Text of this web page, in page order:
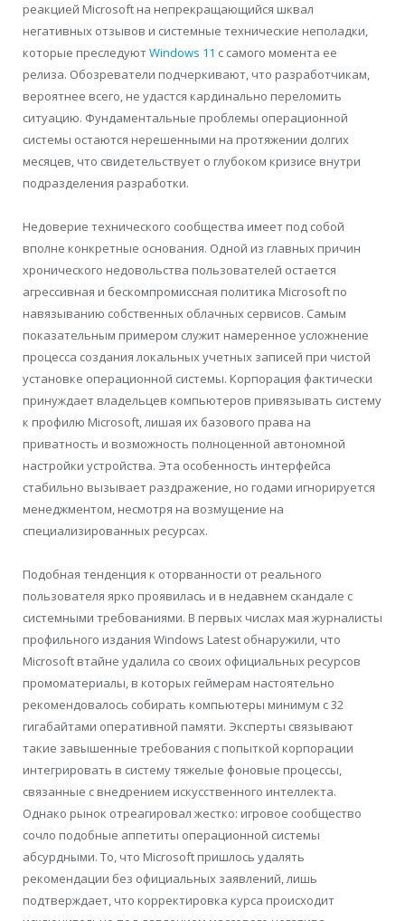
реакцией Microsoft на непрекращающийся шквал
негативных отзывов и системные технические неполадки,
которые преследуютWindows 11 с самого момента ее
релиза. Обозреватели подчеркивают, что разработчикам,
вероятнее всего, не удастся кардинально переломить
ситуацию. Фундаментальные проблемы операционной
системы остаются нерешенными на протяжении долгих
месяцев, что свидетельствует о глубоком кризисе внутри
подразделения разработки.
Недоверие технического сообщества имеет под собой
вполне конкретные основания. Одной из главных причин
хронического недовольства пользователей остается
агрессивная и бескомпромиссная политика Microsoft по
навязыванию собственных облачных сервисов. Самым
показательным примером служит намеренное усложнение
процесса создания локальных учетных записей при чистой
установке операционной системы. Корпорация фактически
принуждает владельцев компьютеров привязывать систему
к профилю Microsoft, лишая их базового права на
приватность и возможность полноценной автономной
настройки устройства. Эта особенность интерфейса
стабильно вызывает раздражение, но годами игнорируется
менеджментом, несмотря на возмущение на
специализированных ресурсах.
Подобная тенденция к оторванности от реального
пользователя ярко проявилась и в недавнем скандале с
системными требованиями. В первых числах мая журналисты
профильного издания Windows Latest обнаружили, что
Microsoft втайне удалила со своих официальных ресурсов
промоматериалы, в которых геймерам настоятельно
рекомендовалось собирать компьютеры минимум с 32
гигабайтами оперативной памяти. Эксперты связывают
такие завышенные требования с попыткой корпорации
интегрировать в систему тяжелые фоновые процессы,
связанные с внедрением искусственного интеллекта.
Однако рынок отреагировал жестко: игровое сообщество
сочло подобные аппетиты операционной системы
абсурдными. То, что Microsoft пришлось удалять
рекомендации без официальных заявлений, лишь
подтверждает, что корректировка курса происходит